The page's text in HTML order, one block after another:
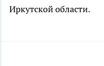
Иркутской области.